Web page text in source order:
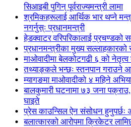
सिआइबी पुगिन् पूर्वराज्यमन्त्री लामा
श्रमिकहरूलाई आर्थिक भार थप्ने
नगर्नुस्ः प्रधानमन्त्री
हेडक्वाटर वरिपरिकालाई प्रचण्डको
प्रधानमन्त्रीका मुख्य सल्लाहकारको
माओवादीमा बेलकोटगढी ६ को नेतृत्व
तथ्याङ्कले भन्छः स्तनपान गराउने
म्यागङमा माओवादीको ४ महिने
बालकुमारी घटनामा ७३ जना
घाइते
प्रेस काउन्सिल ऐन संसोधन हुनुपर्छः
बलात्कारको आरोपमा क्रिकेटर